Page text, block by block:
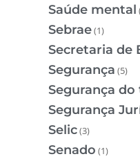
Saúde mental
Sebrae(1)
Secretaria de
Segurança (5)
Segurança
Segurança
Selic(3)
Senado (1)